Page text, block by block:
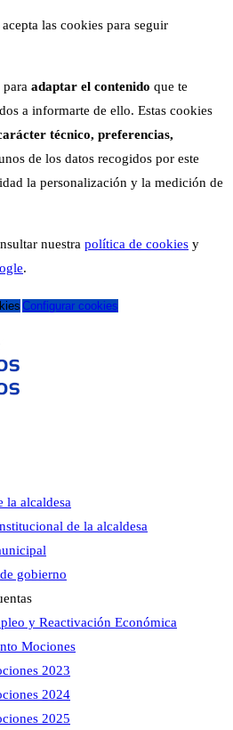
las cookies para seguir
adaptar el contenido que te
a informarte de ello. Estas cookies
técnico, preferencias,
de los datos recogidos por este
la personalización y la medición de
nuestra política de cookies y
.
Configurar cookies
la alcaldesa
de la alcaldesa
gobierno
y Reactivación Económica
Mociones
2023
2024
2025